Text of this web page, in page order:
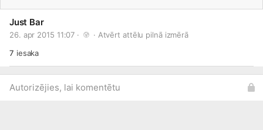
Just Bar
26. apr 2015 11:07 · · Atvērt attēlu pilnā izmērā
7 iesaka
Autorizējies, lai komentētu